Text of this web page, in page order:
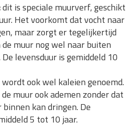
dit is speciale muurverf, geschikt
Het voorkomt dat vocht naar
maar zorgt er tegelijkertijd
muur nog wel naar buiten
levensduur is gemiddeld 10
ook wel kaleien genoemd.
muur ook ademen zonder dat
kan dringen. De
5 tot 10 jaar.